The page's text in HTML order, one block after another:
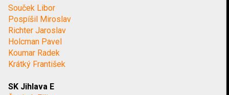
Souček Libor
Pospíšil Miroslav
Richter Jaroslav
Holcman Pavel
Koumar Radek
Krátký František
SK Jihlava E